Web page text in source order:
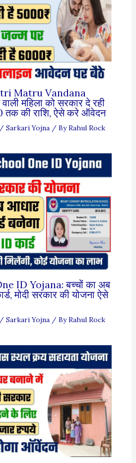
Matru Vandana
महिला को सरकार दे रही
की राशि, ऐसे करे ऑवेदन
/ Sarkari Yojna/ ByRahul Rock
ID Yojana: बच्चों का अब
मोदी सरकार की योजना ऐसे
/ Sarkari Yojna/ ByRahul Rock